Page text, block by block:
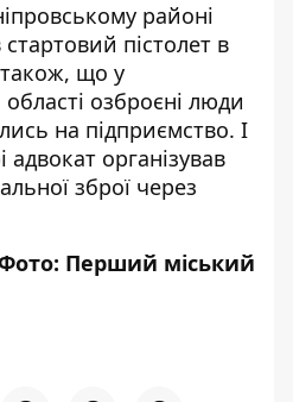
районі
пістолет в
що у
озброєні люди
на підприємство. І
адвокат організував
зброї через
Перший міський